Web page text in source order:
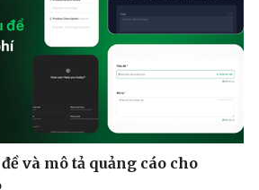
và mô tả quảng cáo cho